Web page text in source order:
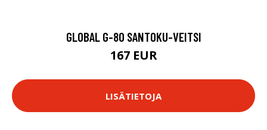
GLOBAL G-80 SANTOKU-VEITSI
167 EUR
LISÄTIETOJA